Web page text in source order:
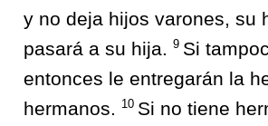
y no deja hijos varones, su
pasará a su hija. 9 Si
entonces le entregarán la
hermanos.
10 Si no tiene